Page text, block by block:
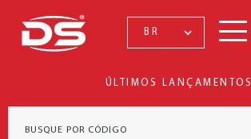
BR
ÚLTIMOS LANÇAMENTOS